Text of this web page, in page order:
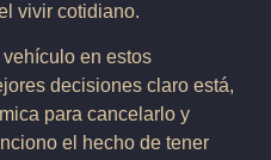
vivir cotidiano.
en estos
decisiones claro está,
para cancelarlo y
el hecho de tener